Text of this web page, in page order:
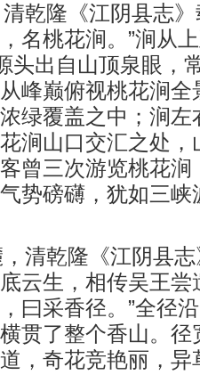
乾隆《江阴县志
名桃花涧。”涧从
头出自山顶泉眼，
峰巅俯视桃花涧
绿覆盖之中；涧
涧山口交汇之处
曾三次游览桃花
势磅礴，犹如三峡
清乾隆《江阴县
云生，相传吴王
曰采香径。”全径
贯了整个香山。
，奇花竞艳丽，